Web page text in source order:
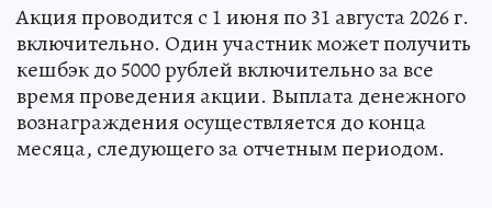
Акция проводится с 1 июня по 31 августа 2026 г.
включительно. Один участник может получить
кешбэк до 5000 рублей включительно за все
время проведения акции. Выплата денежного
вознаграждения осуществляется до конца
месяца, следующего за отчетным периодом.